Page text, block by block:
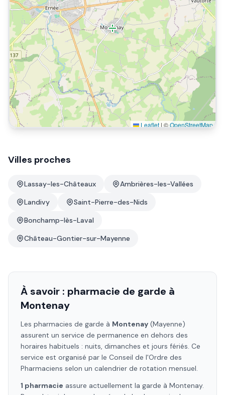
Leaflet | ©OpenStreetMap
Villes proches
Lassay-les-Châteaux
Ambrières-les-Vallées
Landivy
Saint-Pierre-des-Nids
Bonchamp-lès-Laval
Château-Gontier-sur-Mayenne
À savoir : pharmacie de garde à
Montenay
Les pharmacies de garde à Montenay (Mayenne)
assurent un service de permanence en dehors des
horaires habituels : nuits, dimanches et jours fériés. Ce
service est organisé par le Conseil de l'Ordre des
Pharmaciens selon un calendrier de rotation mensuel.
1 pharmacie assure actuellement la garde à Montenay.